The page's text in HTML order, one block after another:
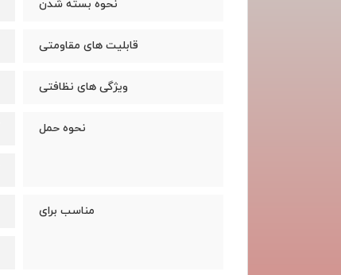
نحوه بسته شدن
قابلیت های مقاومتی
ویژگی های نظافتی
نحوه حمل
مناسب برای